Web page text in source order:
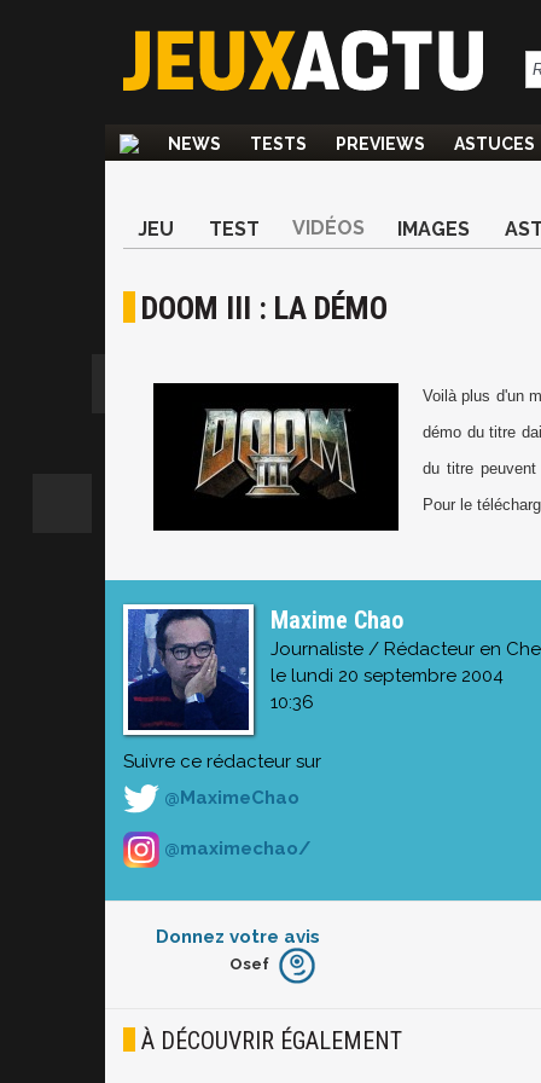
NEWS TESTS PREVIEWS ASTUCES
JEU TEST VIDÉOS IMAGES
DOOM III : LA DÉMO
Voilà plus d'un
démo du titre
du titre
Pour le
Maxime Chao
Journaliste / Rédacteur en
le lundi 20 septembre 2004
10:36
Suivre ce rédacteur sur
@MaximeChao
@maximechao/
Donnez votre avis
Furieux
Osef
À DÉCOUVRIR ÉGALEMENT